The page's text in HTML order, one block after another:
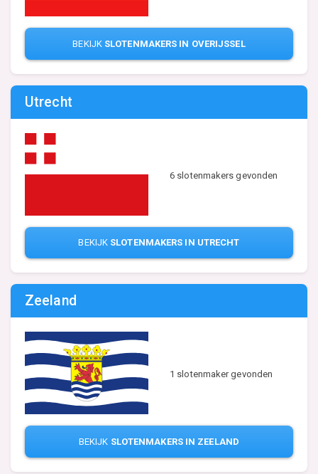
BEKIJK SLOTENMAKERS IN OVERIJSSEL
Utrecht
6 slotenmakers gevonden
BEKIJK SLOTENMAKERS IN UTRECHT
Zeeland
1 slotenmaker gevonden
BEKIJK SLOTENMAKERS IN ZEELAND